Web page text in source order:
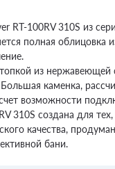
RT-100RV 310S из
полная облицовка
из нержавеющей
каменка,
счет возможности
310S создана для
качества,
бани.